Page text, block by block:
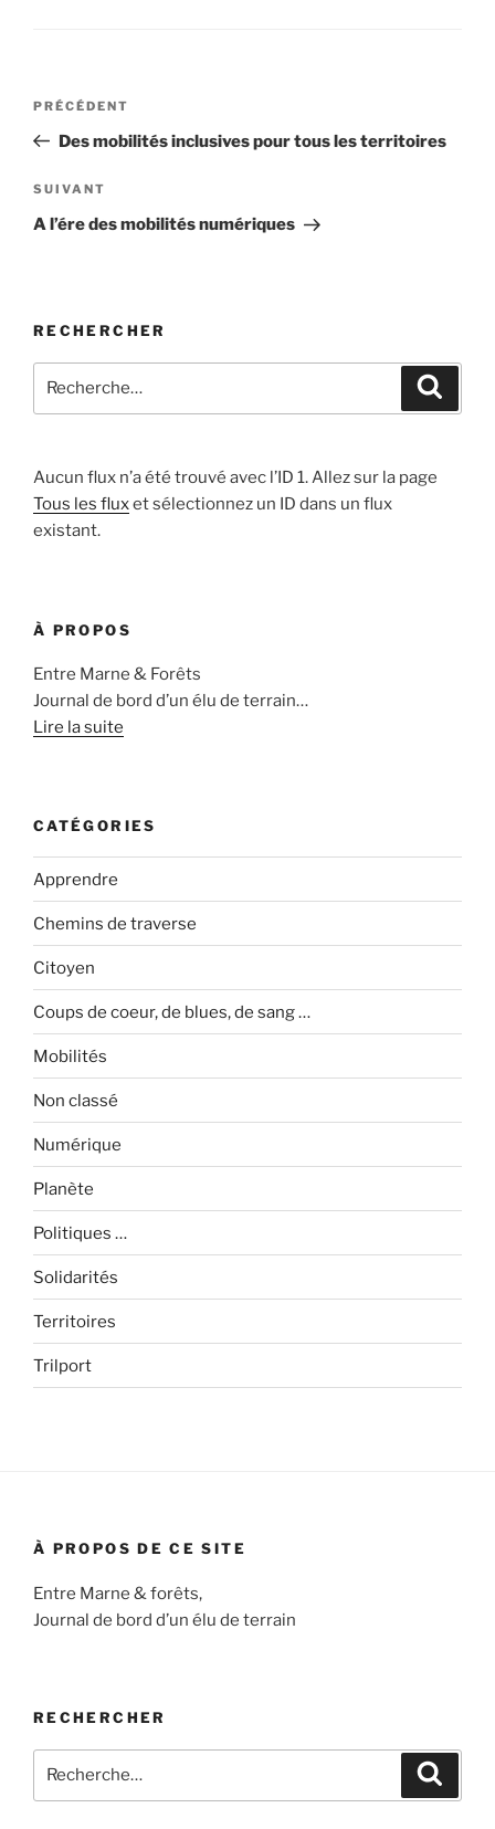
Navigation
l’article
Article
précédent
PRÉCÉDENT
Des mobilités inclusives pour tous les territoires
Article
suivant
SUIVANT
A l’ére des mobilités numériques
RECHERCHER
pour
Aucun flux n’a été trouvé avec l’ID 1. Allez sur la page
Tous les fluxet sélectionnez un ID dans un flux
existant.
À PROPOS
Entre Marne & Forêts
Journal de bord d’un élu de terrain…
Lire la suite
CATÉGORIES
Apprendre
Chemins de traverse
Citoyen
Coups de coeur, de blues, de sang …
Mobilités
Non classé
Numérique
Planète
Politiques …
Solidarités
Territoires
Trilport
À PROPOS DE CE SITE
Entre Marne & forêts,
Journal de bord d’un élu de terrain
RECHERCHER
pour